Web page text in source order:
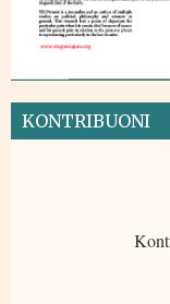
KONTRIBUONI